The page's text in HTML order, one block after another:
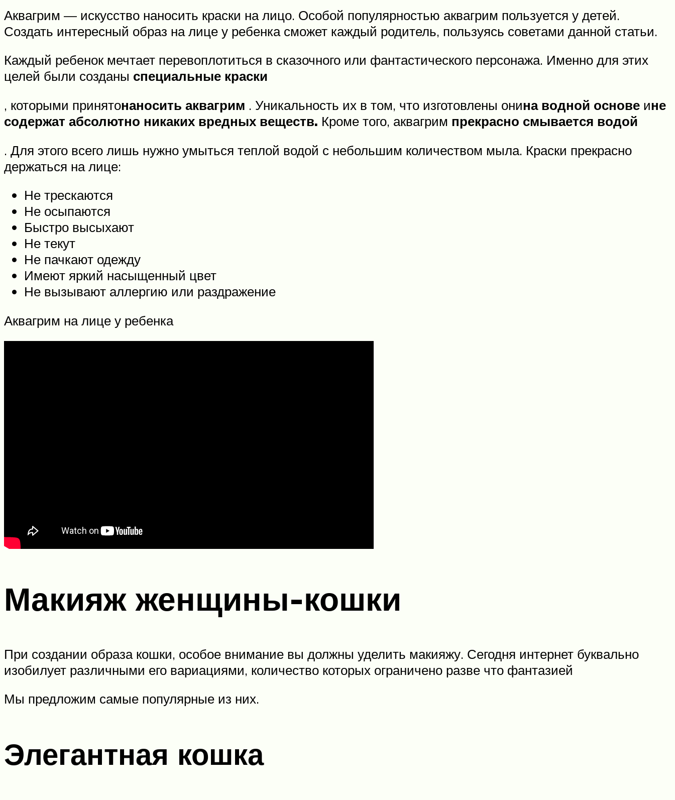
Аквагрим — искусство наносить краски на лицо. Особой популярностью аквагрим пользуется у детей.
Создать интересный образ на лице у ребенка сможет каждый родитель, пользуясь советами данной статьи.
Каждый ребенок мечтает перевоплотиться в сказочного или фантастического персонажа. Именно для этих
целей были созданы специальные краски
, которыми принятонаносить аквагрим . Уникальность их в том, что изготовлены онина водной основе ине
содержат абсолютно никаких вредных веществ. Кроме того, аквагрим прекрасно смывается водой
. Для этого всего лишь нужно умыться теплой водой с небольшим количеством мыла. Краски прекрасно
держаться на лице:
Не трескаются
Не осыпаются
Быстро высыхают
Не текут
Не пачкают одежду
Имеют яркий насыщенный цвет
Не вызывают аллергию или раздражение
Аквагрим на лице у ребенка
Макияж женщины-кошки
При создании образа кошки, особое внимание вы должны уделить макияжу. Сегодня интернет буквально
изобилует различными его вариациями, количество которых ограничено разве что фантазией
Мы предложим самые популярные из них.
Элегантная кошка